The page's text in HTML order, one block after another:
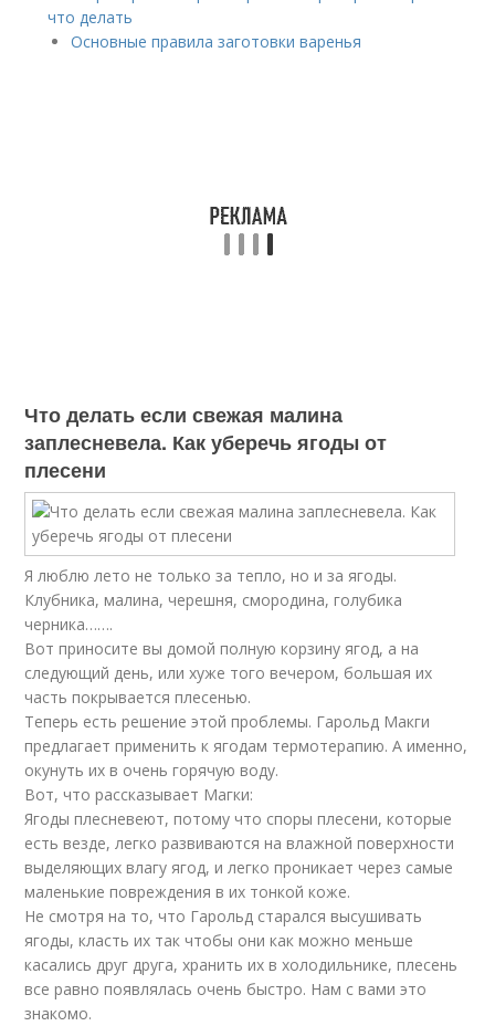
что делать
Основные правила заготовки варенья
Что делать если свежая малина
заплесневела. Как уберечь ягоды от
плесени
Я люблю лето не только за тепло, но и за ягоды.
Клубника, малина, черешня, смородина, голубика
черника…….
Вот приносите вы домой полную корзину ягод, а на
следующий день, или хуже того вечером, большая их
часть покрывается плесенью.
Теперь есть решение этой проблемы. Гарольд Макги
предлагает применить к ягодам термотерапию. А именно,
окунуть их в очень горячую воду.
Вот, что рассказывает Магки:
Ягоды плесневеют, потому что споры плесени, которые
есть везде, легко развиваются на влажной поверхности
выделяющих влагу ягод, и легко проникает через самые
маленькие повреждения в их тонкой коже.
Не смотря на то, что Гарольд старался высушивать
ягоды, класть их так чтобы они как можно меньше
касались друг друга, хранить их в холодильнике, плесень
все равно появлялась очень быстро. Нам с вами это
знакомо.